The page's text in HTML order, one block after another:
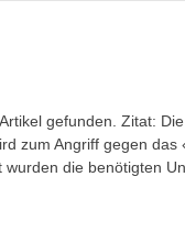
gefunden. Zitat:
zum Angriff gegen das
die benötigten